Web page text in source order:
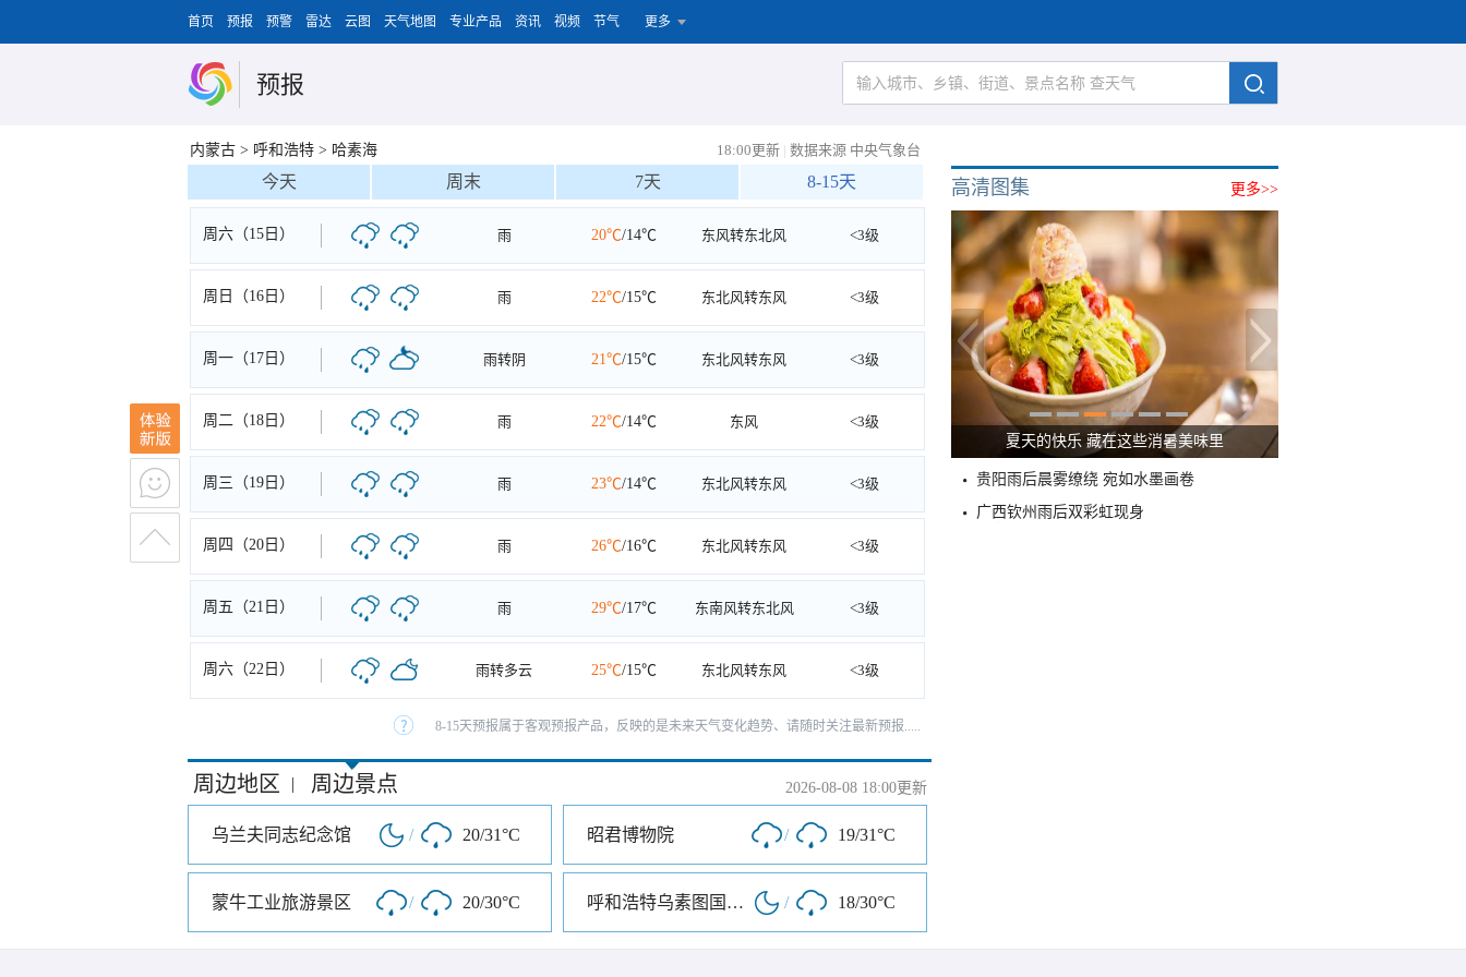
首页 预报 预警 雷达 云图 天气地图 专业产品 资讯 视频 节气 更多
预报
内蒙古 > 呼和浩特 > 哈素海 18:00更新 | 数据来源 中央气象台
今天 周末 7天 8-15天
周六（15日） 雨 20℃/14℃ 东风转东北风 <3级
周日（16日） 雨 22℃/15℃ 东北风转东风 <3级
周一（17日） 雨转阴 21℃/15℃ 东北风转东风 <3级
周二（18日） 雨 22℃/14℃ 东风 <3级
周三（19日） 雨 23℃/14℃ 东北风转东风 <3级
周四（20日） 雨 26℃/16℃ 东北风转东风 <3级
周五（21日） 雨 29℃/17℃ 东南风转东北风 <3级
周六（22日） 雨转多云 25℃/15℃ 东北风转东风 <3级
8-15天预报属于客观预报产品，反映的是未来天气变化趋势、请随时关注最新预报.....
周边地区 | 周边景点 2026-08-08 18:00更新
乌兰夫同志纪念馆 / 20/31°C 昭君博物院 / 19/31°C
蒙牛工业旅游景区 / 20/30°C 呼和浩特乌素图国家森林公园 / 18/30°C
更多>>
高清图集
夏天的快乐 藏在这些消暑美味里
贵阳雨后晨雾缭绕 宛如水墨画卷
广西钦州雨后双彩虹现身